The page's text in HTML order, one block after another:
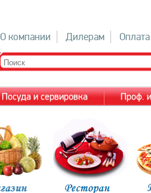
О компании Дилерам Оплата
Посуда и сервировка Проф.